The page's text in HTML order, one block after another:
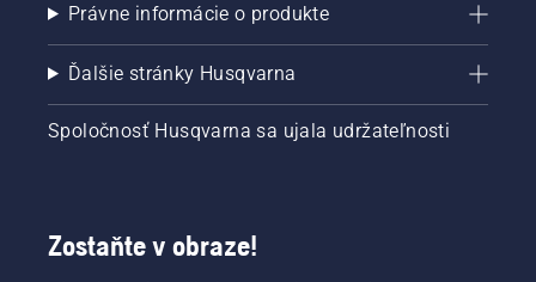
Právne informácie o produkte
Ďalšie stránky Husqvarna
Spoločnosť Husqvarna sa ujala udržateľnosti
Zostaňte v obraze!